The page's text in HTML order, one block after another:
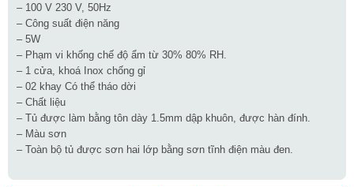
– 100 V 230 V, 50Hz
– Công suất điện năng
– 5W
– Phạm vi khống chế độ ẩm từ 30% 80% RH.
– 1 cửa, khoá Inox chống gỉ
– 02 khay Có thể tháo dời
– Chất liệu
– Tủ được làm bằng tôn dày 1.5mm dập khuôn, được hàn đính.
– Màu sơn
– Toàn bộ tủ được sơn hai lớp bằng sơn tĩnh điện màu đen.